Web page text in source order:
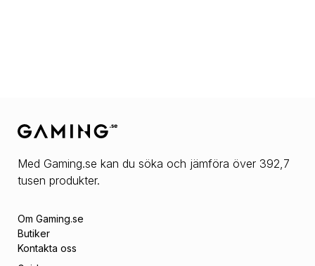
Med Gaming.se kan du söka och jämföra över 392,7
tusen produkter.
Om Gaming.se
Butiker
Kontakta oss